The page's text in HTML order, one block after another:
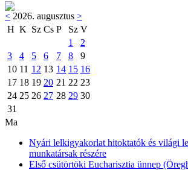
< 2026. augusztus >
H K Sz Cs P Sz V
1
2
3
4 5 6 7 8
9
10 11 12 13 14 15 16
17 18 19 20 21 22 23
24 25 26 27 28 29 30
31
Ma
Nyári lelkigyakorlat hitoktatók és világi
munkatársak részére
Első csütörtöki Eucharisztia ünnep